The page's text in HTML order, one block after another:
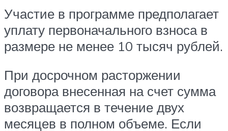
Участие в программе предполагает
уплату первоначального взноса в
размере не менее 10 тысяч рублей.
При досрочном расторжении
договора внесенная на счет сумма
возвращается в течение двух
месяцев в полном объеме. Если